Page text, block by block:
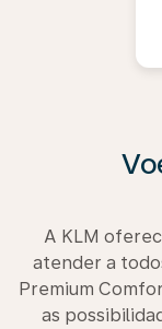
A KLM
atender a
Premium
as